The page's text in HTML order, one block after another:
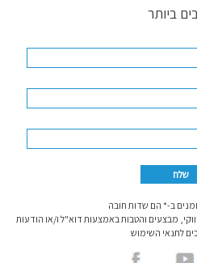
ביותר
ב-* הם שדות חובה
מבצעים והטבות באמצעות דוא"ל ו/או הודעות